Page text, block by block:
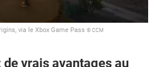
via le Xbox Game Pass © CCM
de vrais avantages au